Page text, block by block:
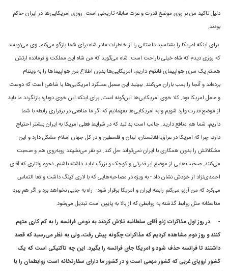
دليل تاکيد من بر روى موضع قدرت و عزت سابقه تاريخی است. روزى امريکایی‌ها در ايران حاکم
بودند.
براى اينکه امريکا را بشناسيد داستانى را از خاطرات مادر شاه براى شما بازگو مى‌کنم. وی می‌نویسد
که روزی دیدم که شاه خيلى ناراحت است. شاه مى‌گويد که من شاه اين مملکت و فرمانده ارتش
هستم يک سرى هواپيماى فانتوم داريم، امريکايى‌ها بدون اطلاع من هواپيماها را به ويتنام
برده‌اند و آنجا را بمب باران مى‌کنند. ببينيد اين سمبل عملکرد امريکايى‌ها با شاهى است که دوست
و عامل امريکا بود. کلا خوى امريکايى‌ها اين‌گونه است. براى اينکه اين خوى دوباره بازنگردد ما بايد
از موضع قدرت وارد شويم و به امريکايى‌ها بفهمانيم که اگر ما منافعى در برقرارى رابطه با شما
داريم، شما هم منافع داريد. جالب است بدانيد که در شرايط فعلى امريکا به ايران بيشتر احتياج
دارد، چرا که امريکا در عراق،افغانستان، لبنان و فلسطين و در کل جهان اسلام مشکل دارد و اين
مشکلاتش را بدون همکارى با ايران نمى‌تواند حل کند. دو نفر مى‌نشينند رو‌به‌روی هم و صحبت
مى‌کنند. صحبت‌هايى از موضع ابر قدرتی و کوچک و بزرگ نبايد داشته باشيم. نحوه رفتارى که آقای
احمدی‌نژاد از خودش نشان داد - به ويژه در مصاحبه‌هايى که با لارى کينگ داشت واقعا التماس
مى‌کرد که من آرزو مى‌کنم رابطه ايران و امريکا برقرار شود- راه به جايى نخواهد برد و اگر هم ببرد
متاسفانه مثل روابط گذشته به روابطى که از بالا به پايين است تبديل مى‌شود.
- در روز اول مذاکرات ژنو آقای سلطانيه تلاش کردند به نوعى فرانسه را به کم کارى متهم
کنند و روز دوم مشاهده کرديم که مذاکرات چگونه پيش رفت، ولى به نظر مى‌رسيد که قصد
داشتند تا فرانسه حذف شود و امريکا جاى فرانسه را بگيرد. اين چه تاکتيکی است که يک
کشور اروپاى غربى که کشور مهمى است و در کشور ما داراى سفارتخانه است روابطمان را با